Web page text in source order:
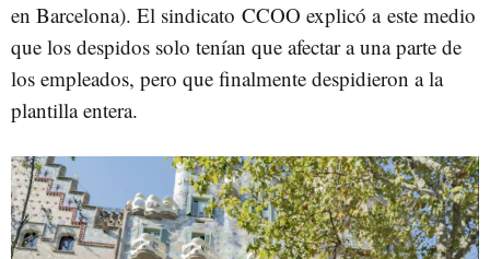
en Barcelona). El sindicato CCOO explicó a este medio
que los despidos solo tenían que afectar a una parte de
los empleados, pero que finalmente despidieron a la
plantilla entera.